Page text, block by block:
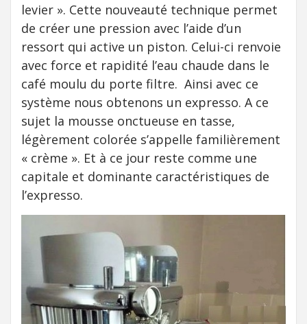
levier ». Cette nouveauté technique permet
de créer une pression avec l’aide d’un
ressort qui active un piston. Celui-ci renvoie
avec force et rapidité l’eau chaude dans le
café moulu du porte filtre. Ainsi avec ce
système nous obtenons un expresso. A ce
sujet la mousse onctueuse en tasse,
légèrement colorée s’appelle familièrement
« crème ». Et à ce jour reste comme une
capitale et dominante caractéristiques de
l’expresso.